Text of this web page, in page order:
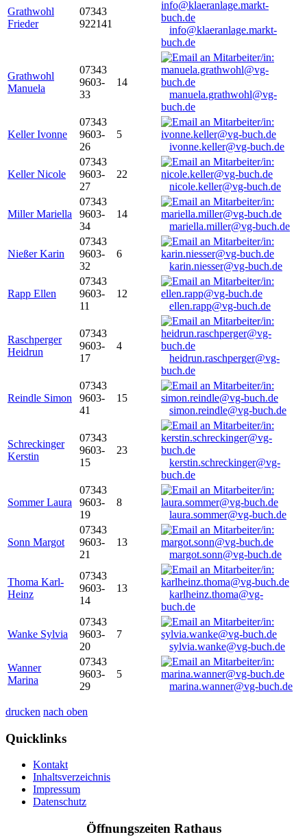
Grathwohl
Frieder
07343
922141
info@klaeranlage.markt-
buch.de
Grathwohl
Manuela
07343
9603-
33
14
manuela.grathwohl@vg-
buch.de
Keller Ivonne
07343
9603-
26
5
ivonne.keller@vg-buch.de
Keller Nicole
07343
9603-
27
22
nicole.keller@vg-buch.de
Miller Mariella
07343
9603-
34
14
mariella.miller@vg-buch.de
Nießer Karin
07343
9603-
32
6
karin.niesser@vg-buch.de
Rapp Ellen
07343
9603-
11
12
ellen.rapp@vg-buch.de
Raschperger
Heidrun
07343
9603-
17
4
heidrun.raschperger@vg-
buch.de
Reindle Simon
07343
9603-
41
15
simon.reindle@vg-buch.de
Schreckinger
Kerstin
07343
9603-
15
23
kerstin.schreckinger@vg-
buch.de
Sommer Laura
07343
9603-
19
8
laura.sommer@vg-buch.de
Sonn Margot
07343
9603-
21
13
margot.sonn@vg-buch.de
Thoma Karl-
Heinz
07343
9603-
14
13
karlheinz.thoma@vg-
buch.de
Wanke Sylvia
07343
9603-
20
7
sylvia.wanke@vg-buch.de
Wanner
Marina
07343
9603-
29
5
marina.wanner@vg-buch.de
drucken nach oben
Quicklinks
Kontakt
Inhaltsverzeichnis
Impressum
Datenschutz
Öffnungszeiten Rathaus